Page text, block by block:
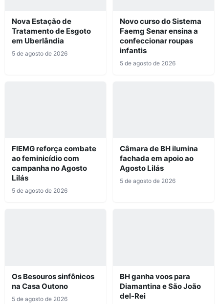
Nova Estação de
Tratamento de Esgoto
em Uberlândia
5 de agosto de 2026
Novo curso do Sistema
Faemg Senar ensina a
confeccionar roupas
infantis
5 de agosto de 2026
FIEMG reforça combate
ao feminicídio com
campanha no Agosto
Lilás
5 de agosto de 2026
Câmara de BH ilumina
fachada em apoio ao
Agosto Lilás
5 de agosto de 2026
Os Besouros sinfônicos
na Casa Outono
5 de agosto de 2026
BH ganha voos para
Diamantina e São João
del-Rei